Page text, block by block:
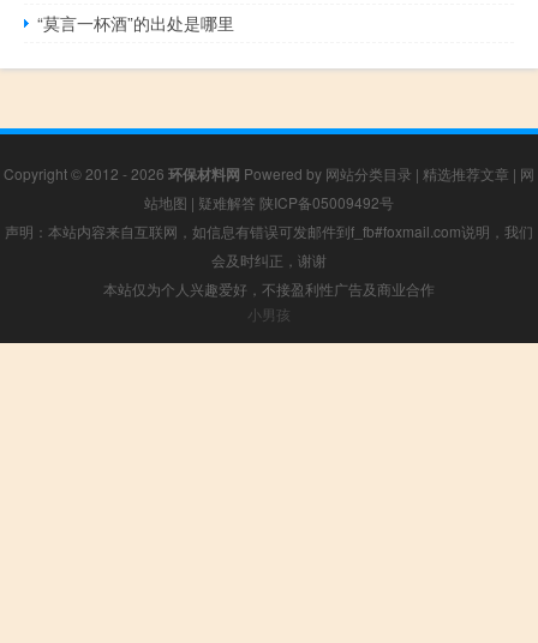
“莫言一杯酒”的出处是哪里
Copyright © 2012 - 2026 环保材料网 Powered by 网站分类目录 | 精选推荐文章 | 网
站地图 | 疑难解答 陕ICP备05009492号
声明：本站内容来自互联网，如信息有错误可发邮件到f_fb#foxmail.com说明，我们
会及时纠正，谢谢
本站仅为个人兴趣爱好，不接盈利性广告及商业合作
小男孩